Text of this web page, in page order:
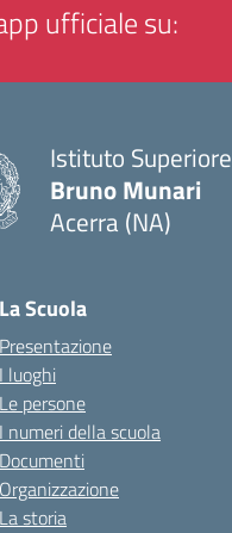
ufficiale su:
Istituto Superiore
Bruno Munari
Acerra (NA)
La Scuola
Presentazione
I luoghi
Le persone
I numeri della scuola
Documenti
Organizzazione
La storia